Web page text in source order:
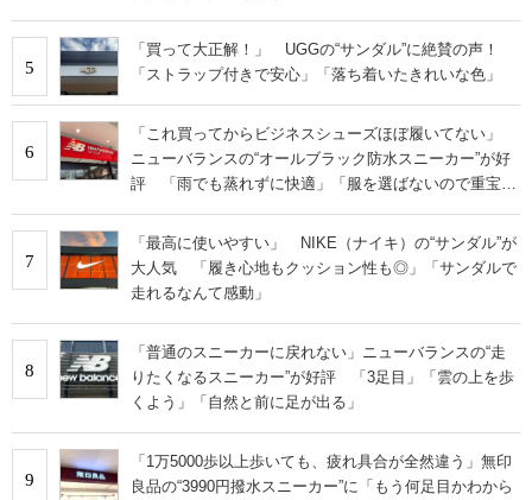
5
「買って大正解！」 UGGの“サンダル”に絶賛の声！
「ストラップ付きで安心」「落ち着いたきれいな色」
6
「これ買ってからビジネスシューズほぼ履いてない」
ニューバランスの“オールブラック防水スニーカー”が好
評 「雨でも蒸れずに快適」「服を選ばないので重宝」
7
「最高に使いやすい」 NIKE（ナイキ）の“サンダル”が
大人気 「履き心地もクッション性も◎」「サンダルで
走れるなんて感動」
8
「普通のスニーカーに戻れない」ニューバランスの“走
りたくなるスニーカー”が好評 「3足目」「雲の上を歩
くよう」「自然と前に足が出る」
9
「1万5000歩以上歩いても、疲れ具合が全然違う」無印
良品の“3990円撥水スニーカー”に「もう何足目かわから